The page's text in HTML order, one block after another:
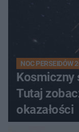
NOC PERSEIDÓW
Kosmiczny
Tutaj
okazałości